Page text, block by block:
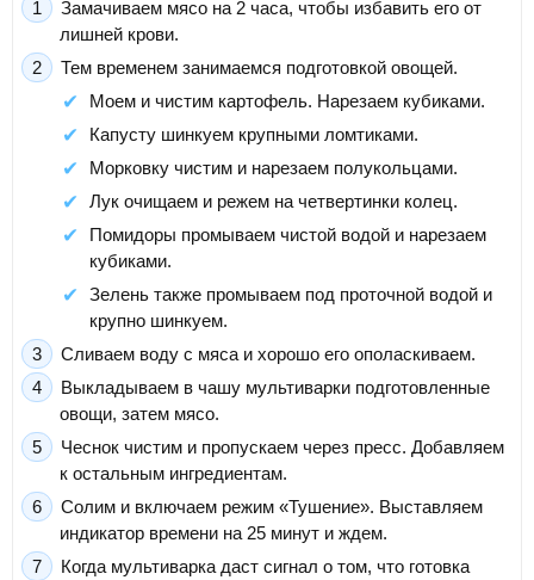
Замачиваем мясо на 2 часа, чтобы избавить его от
лишней крови.
Тем временем занимаемся подготовкой овощей.
Моем и чистим картофель. Нарезаем кубиками.
Капусту шинкуем крупными ломтиками.
Морковку чистим и нарезаем полукольцами.
Лук очищаем и режем на четвертинки колец.
Помидоры промываем чистой водой и нарезаем
кубиками.
Зелень также промываем под проточной водой и
крупно шинкуем.
Сливаем воду с мяса и хорошо его ополаскиваем.
Выкладываем в чашу мультиварки подготовленные
овощи, затем мясо.
Чеснок чистим и пропускаем через пресс. Добавляем
к остальным ингредиентам.
Солим и включаем режим «Тушение». Выставляем
индикатор времени на 25 минут и ждем.
Когда мультиварка даст сигнал о том, что готовка